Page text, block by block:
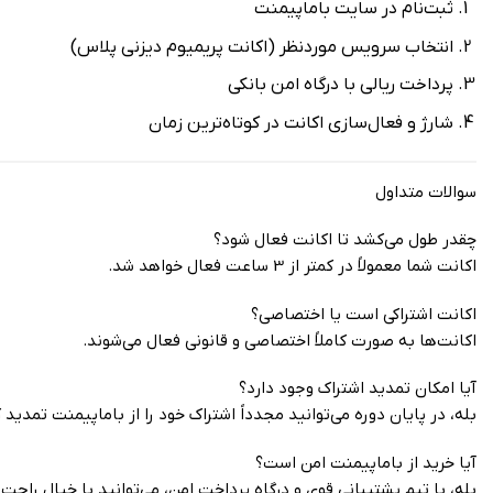
ثبت‌نام در سایت باماپیمنت
انتخاب سرویس موردنظر (اکانت پریمیوم دیزنی پلاس)
پرداخت ریالی با درگاه امن بانکی
شارژ و فعال‌سازی اکانت در کوتاه‌ترین زمان
سوالات متداول
چقدر طول می‌کشد تا اکانت فعال شود؟
اکانت شما معمولاً در کمتر از 3 ساعت فعال خواهد شد.
اکانت اشتراکی است یا اختصاصی؟
اکانت‌ها به صورت کاملاً اختصاصی و قانونی فعال می‌شوند.
آیا امکان تمدید اشتراک وجود دارد؟
بله، در پایان دوره می‌توانید مجدداً اشتراک خود را از باماپیمنت تمدید
آیا خرید از باماپیمنت امن است؟